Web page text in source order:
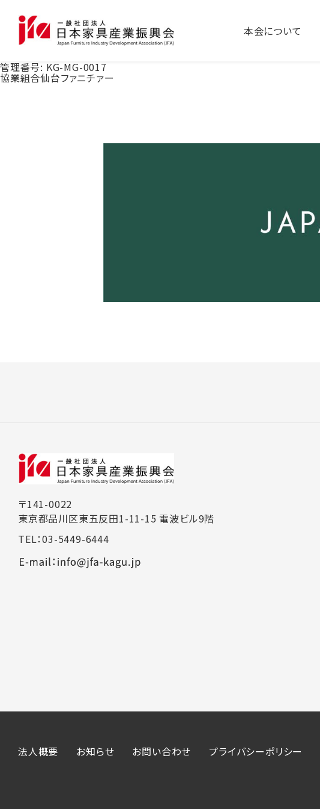
本会について
管理番号: KG-MG-0017
協業組合仙台ファニチァー
〒141-0022
東京都品川区東五反田1-11-15 電波ビル9階
TEL：03-5449-6444
法人概要 お知らせ お問い合わせ プライバシーポリシー